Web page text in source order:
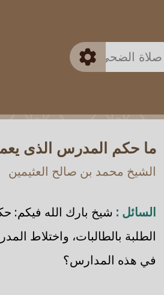
متقدم
ما حكم المدرس الذى
الشيخ محمد بن صالح العثيمين
السائل : شيخ بارك الله فيكم:
الطلبة بالطالبات، واختلاط
في هذه المدارس؟